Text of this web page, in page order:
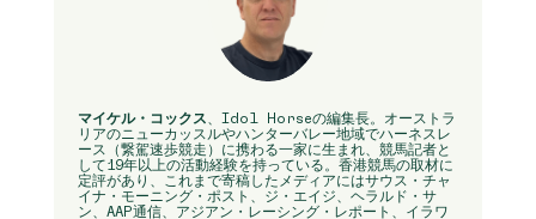
マイケル・コックス 、Idol Horseの編集長。オーストラ
リアのニューカッスルやハンターバレー地域でハーネスレ
ース（繋駕速歩競走）に携わる一家に生まれ、競馬記者と
して19年以上の活動経験を持っている。香港競馬の取材に
定評があり、これまで寄稿したメディアにはサウス・チャ
イナ・モーニング・ポスト、ジ・エイジ、ヘラルド・サ
ン、AAP通信、アジアン・レーシング・レポート、イラワ